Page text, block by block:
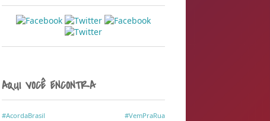
AQUI VOCÊ ENCONTRA
#AcordaBrasil #VemPraRua